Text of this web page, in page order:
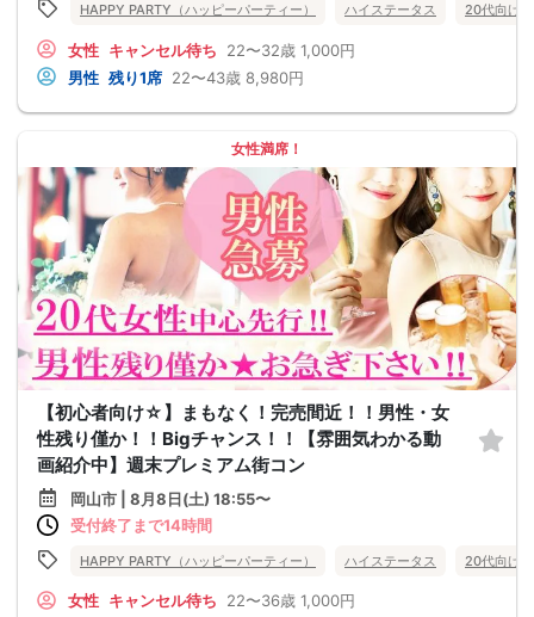
HAPPY PARTY（ハッピーパーティー） ハイステータス 20代向け
女性 キャンセル待ち 22〜32歳 1,000円
男性 残り1席 22〜43歳 8,980円
女性満席！
【初心者向け☆】まもなく！完売間近！！男性・女
性残り僅か！！Bigチャンス！！【雰囲気わかる動
画紹介中】週末プレミアム街コン
岡山市 | 8月8日(土) 18:55〜
受付終了まで14時間
HAPPY PARTY（ハッピーパーティー） ハイステータス 20代向け
女性 キャンセル待ち 22〜36歳 1,000円